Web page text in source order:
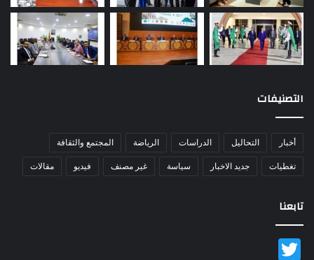
التصنيفات
أخبار التحاليل الدراسات الرياضة المجتمع والثقافة
تغطيات جديد الاخبار سياسة غير مصنف فيديو مقالات
تابعنا